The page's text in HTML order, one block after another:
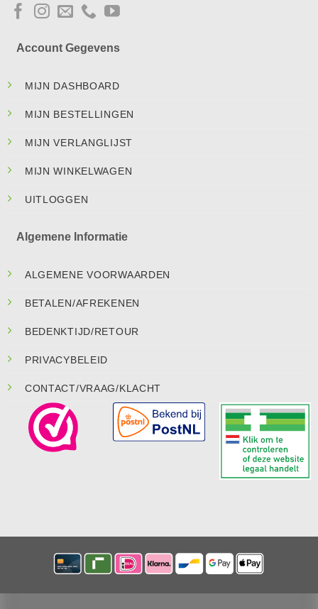
Account Gegevens
MIJN DASHBOARD
MIJN BESTELLINGEN
MIJN VERLANGLIJST
MIJN WINKELWAGEN
UITLOGGEN
Algemene Informatie
ALGEMENE VOORWAARDEN
BETALEN/AFREKENEN
BEDENKTIJD/RETOUR
PRIVACYBELEID
CONTACT/VRAAG/KLACHT